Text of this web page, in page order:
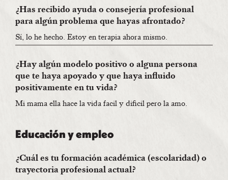
¿Has recibido ayuda o consejería profesional
para algún problema que hayas afrontado?
Sí, lo he hecho. Estoy en terapia ahora mismo.
¿Hay algún modelo positivo o alguna persona
que te haya apoyado y que haya influido
positivamente en tu vida?
Mi mama ella hace la vida facil y dificil pero la amo.
Educación y empleo
¿Cuál es tu formación académica (escolaridad) o
trayectoria profesional actual?